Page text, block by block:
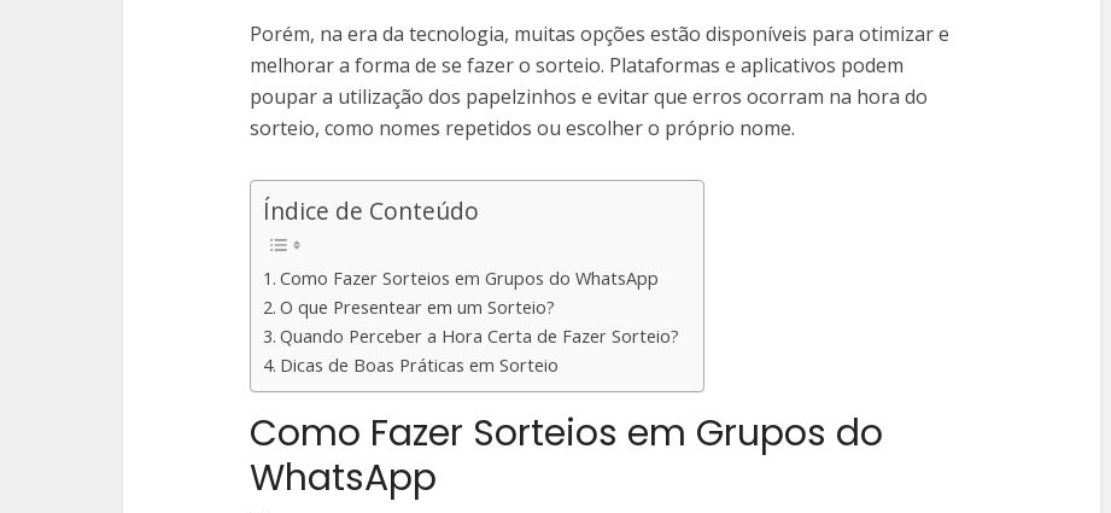
Porém, na era da tecnologia, muitas opções estão disponíveis para otimizar e
melhorar a forma de se fazer o sorteio. Plataformas e aplicativos podem
poupar a utilização dos papelzinhos e evitar que erros ocorram na hora do
sorteio, como nomes repetidos ou escolher o próprio nome.
Índice de Conteúdo
Como Fazer Sorteios em Grupos do WhatsApp
O que Presentear em um Sorteio?
Quando Perceber a Hora Certa de Fazer Sorteio?
Dicas de Boas Práticas em Sorteio
Como Fazer Sorteios em Grupos do
WhatsApp